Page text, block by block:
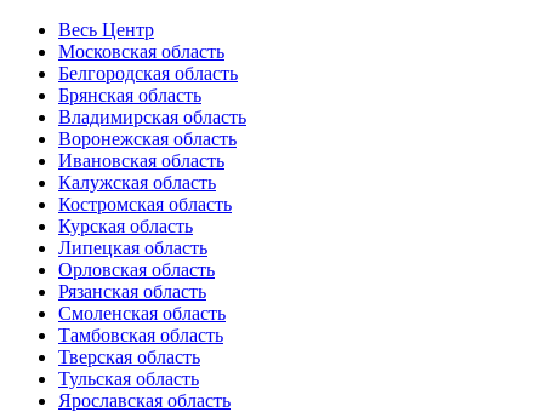
Весь Центр
Московская область
Белгородская область
Брянская область
Владимирская область
Воронежская область
Ивановская область
Калужская область
Костромская область
Курская область
Липецкая область
Орловская область
Рязанская область
Смоленская область
Тамбовская область
Тверская область
Тульская область
Ярославская область